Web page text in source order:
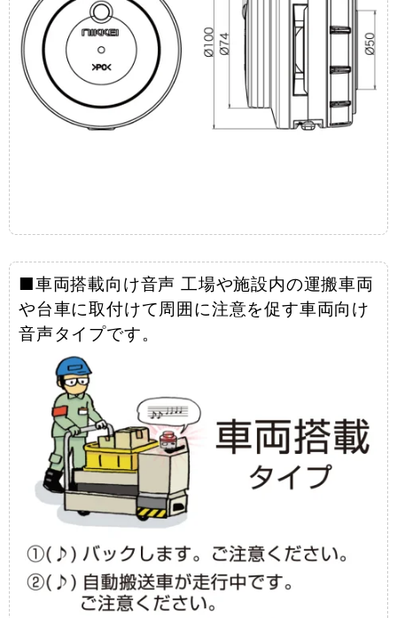
■車両搭載向け音声 工場や施設内の運搬車両
や台車に取付けて周囲に注意を促す車両向け
音声タイプです。